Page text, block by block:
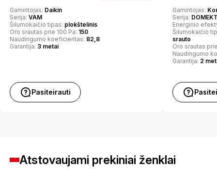
Gamintojas: Daikin
Serija: VAM
Šilumokaičio tipas: plokštelinis
Oro srautas prie 100 Pa: 150
Naudingumo koeficientas: 82,8
Garantija: 3 metai
Pasiteirauti
Gamintojas:
Serija:
Energinio
Šilumokaičio
srauto
Oro srautas
Naudingumo
Garantija: 2
Atstovaujami prekiniai ženklai